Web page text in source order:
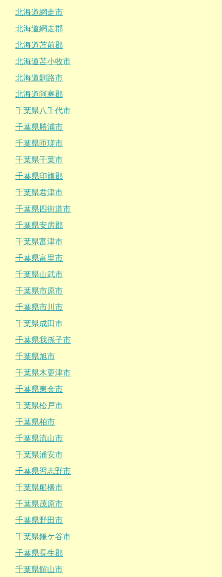
北海道網走市
北海道網走郡
北海道苫前郡
北海道苫小牧市
北海道釧路市
北海道阿寒郡
千葉県八千代市
千葉県勝浦市
千葉県匝瑳市
千葉県千葉市
千葉県印旛郡
千葉県君津市
千葉県四街道市
千葉県安房郡
千葉県富津市
千葉県富里市
千葉県山武市
千葉県市原市
千葉県市川市
千葉県成田市
千葉県我孫子市
千葉県旭市
千葉県木更津市
千葉県東金市
千葉県松戸市
千葉県柏市
千葉県流山市
千葉県浦安市
千葉県習志野市
千葉県船橋市
千葉県茂原市
千葉県野田市
千葉県鎌ケ谷市
千葉県長生郡
千葉県館山市